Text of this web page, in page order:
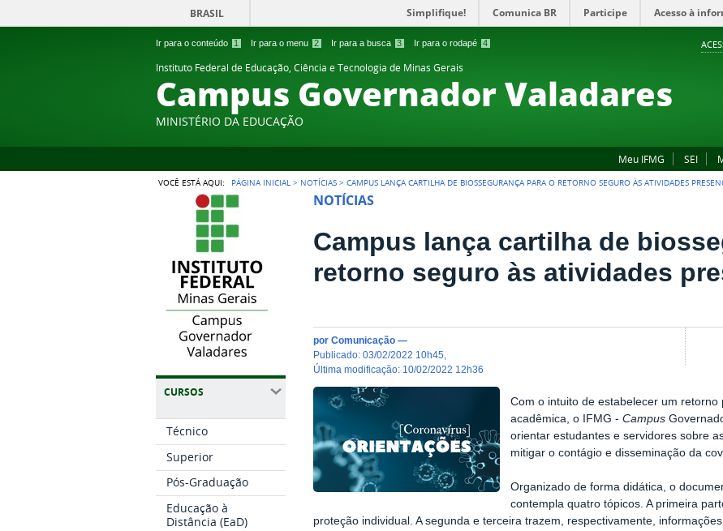
Ir para o conteúdo 1 Ir para o menu 2 Ir para a busca 3 Ir para o rodapé 4
BRASIL Simplifique! Comunica BR Participe Acesso à
Instituto Federal de Educação, Ciência e Tecnologia de Minas Gerais
Campus Governador Valadares
MINISTÉRIO DA EDUCAÇÃO
Meu IFMG SEI
VOCÊ ESTÁ AQUI: PÁGINA INICIAL > NOTÍCIAS >CAMPUS LANÇA CARTILHA DE BIOSSEGURANÇA PARA O RETORNO SEGURO ÀS ATIVIDADES
CURSOS
Técnico
Superior
Pós-Graduação
Educação à
Distância (EaD)
NOTÍCIAS
Campus lança cartilha de
retorno seguro às atividades
porComunicação —
publicado:03/02/2022 10h45
última modificação: 10/02/2022 12h36
Com o intuito de estabelecer um
acadêmica, o IFMG - Campus
orientar estudantes e servidores sobre
mitigar o contágio e disseminação da
Organizado de forma didática, o
contempla quatro tópicos. A primeira
proteção individual. A segunda e terceira trazem, respectivamente,